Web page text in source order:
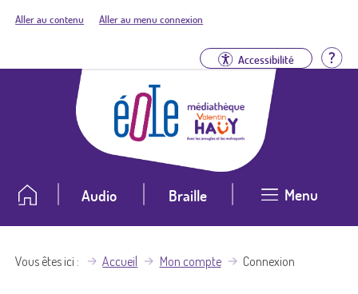
Aller au contenu Aller au menu connexion
Accessibilité
Audio Braille Menu
Vous êtes ici Accueil Mon compte Connexion